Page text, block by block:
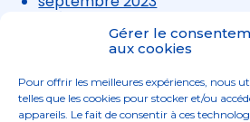
Gérer le
aux cookies
Pour offrir les meilleures expériences, nous
telles que les cookies pour stocker et/ou
appareils. Le fait de consentir à ces
août 2023
juillet 2023
avril 2023
mars 2023